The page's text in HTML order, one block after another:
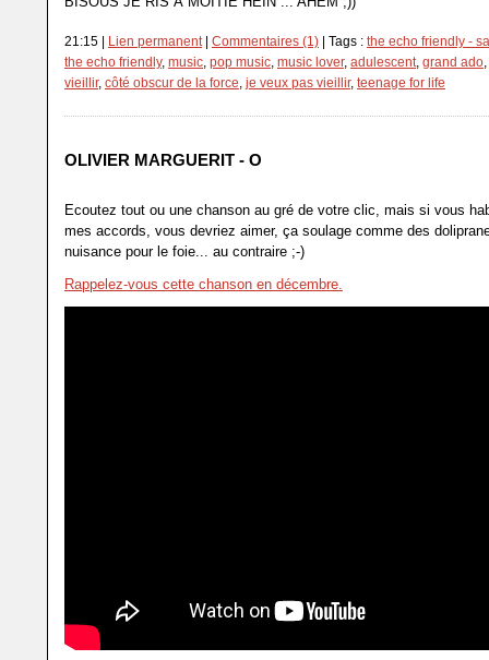
21:15 | Lien permanent| Commentaires (1) | Tags : the echo friendly -
the echo friendly, music, pop music, music lover, adulescent, grand ado,
vieillir, côté obscur de la force, je veux pas vieillir, teenage for life
OLIVIER MARGUERIT - O
Ecoutez tout ou une chanson au gré de votre clic, mais si vous
mes accords, vous devriez aimer, ça soulage comme des
nuisance pour le foie... au contraire ;-)
Rappelez-vous cette chanson en décembre.